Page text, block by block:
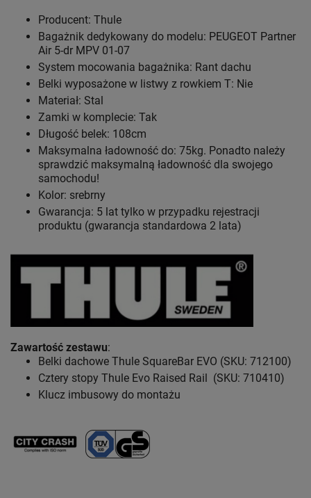
Producent: Thule
Bagażnik dedykowany do modelu: PEUGEOT Partner
Air 5-dr MPV 01-07
System mocowania bagażnika: Rant dachu
Belki wyposażone w listwy z rowkiem T: Nie
Materiał: Stal
Zamki w komplecie: Tak
Długość belek: 108cm
Maksymalna ładowność do: 75kg. Ponadto należy
sprawdzić maksymalną ładowność dla swojego
samochodu!
Kolor: srebrny
Gwarancja: 5 lat tylko w przypadku rejestracji
produktu (gwarancja standardowa 2 lata)
Zawartość zestawu:
Belki dachowe Thule SquareBar EVO (SKU: 712100)
Cztery stopy Thule Evo Raised Rail (SKU: 710410)
Klucz imbusowy do montażu